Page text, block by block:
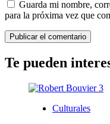
Guarda mi nombre,
para la próxima vez que
Te pueden
Culturales